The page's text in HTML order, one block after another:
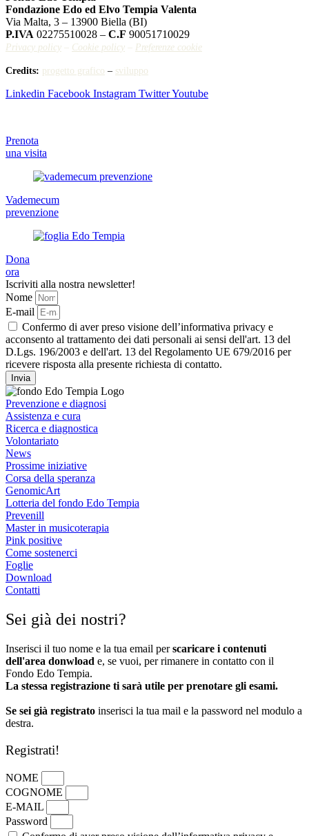
Fondazione Edo ed Elvo Tempia Valenta
Via Malta, 3 – 13900 Biella (BI)
P.IVA 02275510028 – C.F 90051710029
Privacy policy – Cookie policy – Preferenze cookie
Credits: progetto grafico – sviluppo
Linkedin Facebook Instagram TwitterYoutube
Prenota
una visita
Vademecum
prevenzione
Dona
ora
Iscriviti alla nostra newsletter!
Nome
E-mail
Confermo di aver preso visione dell’informativa privacy e
acconsento al trattamento dei dati personali ai sensi dell'art. 13 del
D.Lgs. 196/2003 e dell'art. 13 del Regolamento UE 679/2016 per
ricevere risposta alla presente richiesta di contatto.
Invia
Prevenzione e diagnosi
Assistenza e cura
Ricerca e diagnostica
Volontariato
News
Prossime iniziative
Corsa della speranza
GenomicArt
Lotteria del fondo Edo Tempia
Prevenill
Master in musicoterapia
Pink positive
Come sostenerci
Foglie
Download
Contatti
Sei già dei nostri?
Inserisci il tuo nome e la tua email perscaricare i contenuti
dell'area donwload e, se vuoi, per rimanere in contatto con il
Fondo Edo Tempia.
La stessa registrazione ti sarà utile per prenotare gli esami.
Se sei già registrato inserisci la tua mail e la password nel modulo a
destra.
Registrati!
NOME
COGNOME
E-MAIL
Password